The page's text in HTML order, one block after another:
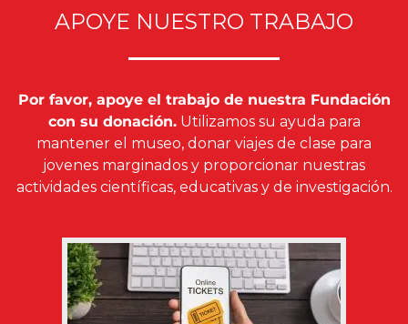
APOYE NUESTRO TRABAJO
Por favor, apoye el trabajo de nuestra Fundación
con su donación.Utilizamos su ayuda para
mantener el museo, donar viajes de clase para
jovenes marginados y proporcionar nuestras
actividades científicas, educativas y de investigación.